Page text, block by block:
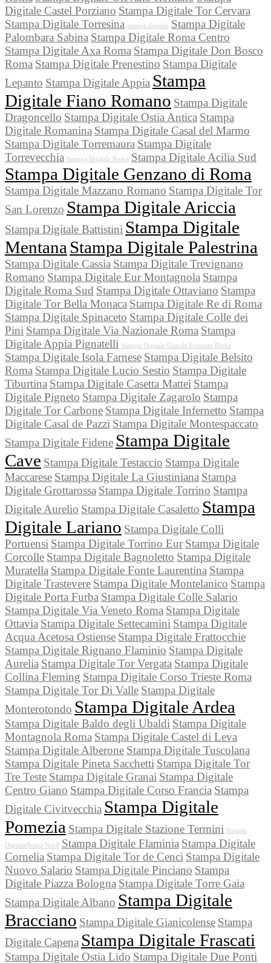
Digitale Castel Porziano Stampa Digitale Tor Cervara
Stampa Digitale Torresina stampa digitale Stampa Digitale
Palombara Sabina Stampa Digitale Roma Centro
Stampa Digitale Axa Roma Stampa Digitale Don Bosco
Roma Stampa Digitale Prenestino Stampa Digitale
Lepanto Stampa Digitale Appia Stampa
Digitale Fiano Romano Stampa Digitale
Dragoncello Stampa Digitale Ostia Antica Stampa
Digitale Romanina Stampa Digitale Casal del Marmo
Stampa Digitale Torremaura Stampa Digitale
Torrevecchia Stampa Digitale Roma Stampa Digitale Acilia Sud
Stampa Digitale Genzano di Roma
Stampa Digitale Mazzano Romano Stampa Digitale Tor
San Lorenzo Stampa Digitale Ariccia
Stampa Digitale Battistini Stampa Digitale
Mentana Stampa Digitale Palestrina
Stampa Digitale Cassia Stampa Digitale Trevignano
Romano Stampa Digitale Eur Montagnola Stampa
Digitale Roma Sud Stampa Digitale Ottaviano Stampa
Digitale Tor Bella Monaca Stampa Digitale Re di Roma
Stampa Digitale Spinaceto Stampa Digitale Colle dei
Pini Stampa Digitale Via Nazionale Roma Stampa
Digitale Appia Pignatelli Stampa Digitale Grande Formato Roma
Stampa Digitale Isola Farnese Stampa Digitale Belsito
Roma Stampa Digitale Lucio Sestio Stampa Digitale
Tiburtina Stampa Digitale Casetta Mattei Stampa
Digitale Pigneto Stampa Digitale Zagarolo Stampa
Digitale Tor Carbone Stampa Digitale Infernetto Stampa
Digitale Casal de Pazzi Stampa Digitale Montespaccato
Stampa Digitale Fidene Stampa Digitale
Cave Stampa Digitale Testaccio Stampa Digitale
Maccarese Stampa Digitale La Giustiniana Stampa
Digitale Grottarossa Stampa Digitale Torrino Stampa
Digitale Aurelio Stampa Digitale Casaletto Stampa
Digitale Lariano Stampa Digitale Colli
Portuensi Stampa Digitale Torrino Eur Stampa Digitale
Corcolle Stampa Digitale Bagnoletto Stampa Digitale
Muratella Stampa Digitale Fonte Laurentina Stampa
Digitale Trastevere Stampa Digitale Montelanico Stampa
Digitale Porta Furba Stampa Digitale Colle Salario
Stampa Digitale Via Veneto Roma Stampa Digitale
Ottavia Stampa Digitale Settecamini Stampa Digitale
Acqua Acetosa Ostiense Stampa Digitale Frattocchie
Stampa Digitale Rignano Flaminio Stampa Digitale
Aurelia Stampa Digitale Tor Vergata Stampa Digitale
Collina Fleming Stampa Digitale Corso Trieste Roma
Stampa Digitale Tor Di Valle Stampa Digitale
Monterotondo Stampa Digitale Ardea
Stampa Digitale Baldo degli Ubaldi Stampa Digitale
Montagnola Roma Stampa Digitale Castel di Leva
Stampa Digitale Alberone Stampa Digitale Tuscolana
Stampa Digitale Pineta Sacchetti Stampa Digitale Tor
Tre Teste Stampa Digitale Granai Stampa Digitale
Centro Giano Stampa Digitale Corso Francia Stampa
Digitale Civitvecchia Stampa Digitale
Pomezia Stampa Digitale Stazione Termini Stampa
DigitaleRoma Nord Stampa Digitale Flaminia Stampa Digitale
Cornelia Stampa Digitale Tor de Cenci Stampa Digitale
Nuovo Salario Stampa Digitale Pinciano Stampa
Digitale Piazza Bologna Stampa Digitale Torre Gaia
Stampa Digitale Albano Stampa Digitale
Bracciano Stampa Digitale Gianicolense Stampa
Digitale Capena Stampa Digitale Frascati
Stampa Digitale Ostia Lido Stampa Digitale Due Ponti